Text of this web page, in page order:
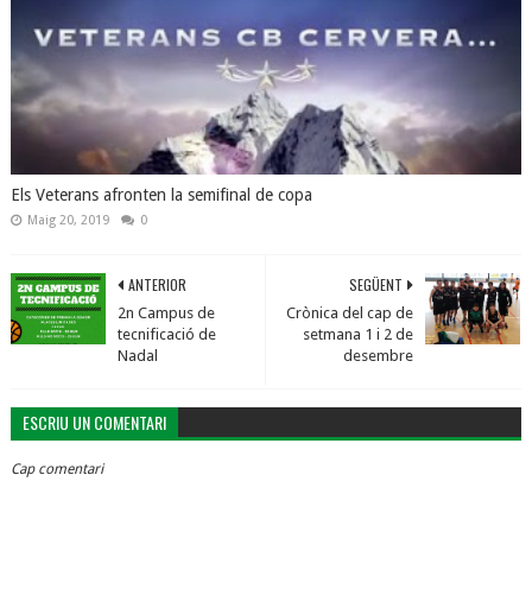
Els Veterans afronten la semifinal de copa
Maig 20, 2019 0
SEGÜENT
Crònica del cap de
setmana 1 i 2 de
desembre
ANTERIOR
2n Campus de
tecnificació de
Nadal
ESCRIU UN COMENTARI
Cap comentari